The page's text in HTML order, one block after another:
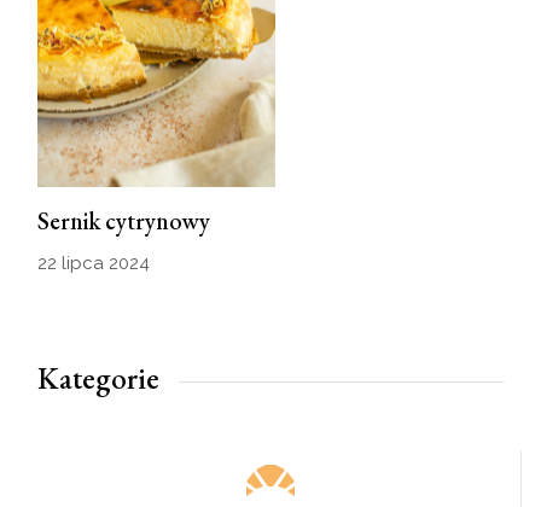
Sernik cytrynowy
22 lipca 2024
Kategorie